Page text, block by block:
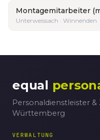
Montagemitarbeiter
Unterweissach · Winnenden
equal
Personaldienstleister
Württemberg
VERWALTUNG